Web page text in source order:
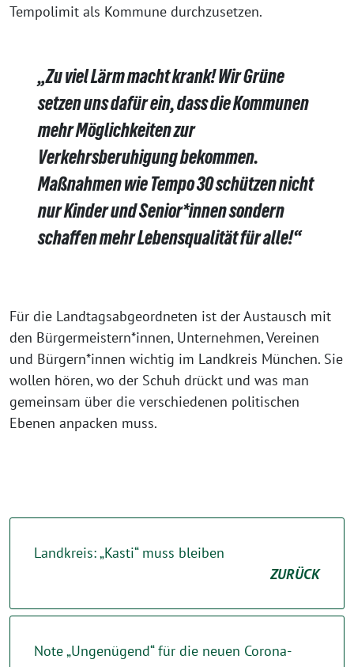
Tempolimit als Kommune durchzusetzen.
„Zu viel Lärm macht krank! Wir Grüne
setzen uns dafür ein, dass die Kommunen
mehr Möglichkeiten zur
Verkehrsberuhigung bekommen.
Maßnahmen wie Tempo 30 schützen nicht
nur Kinder und Senior*innen sondern
schaffen mehr Lebensqualität für alle!“
Für die Landtagsabgeordneten ist der Austausch mit
den Bürgermeistern*innen, Unternehmen, Vereinen
und Bürgern*innen wichtig im Landkreis München. Sie
wollen hören, wo der Schuh drückt und was man
gemeinsam über die verschiedenen politischen
Ebenen anpacken muss.
Landkreis: „Kasti“ muss bleiben
ZURÜCK
Note „Ungenügend“ für die neuen Corona-